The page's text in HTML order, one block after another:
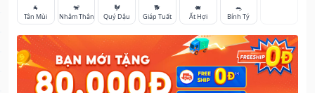
🐐
Tân Mùi
🐒
Nhâm Thân
🐓
Quý Dậu
🐕
Giáp Tuất
🐖
Ất Hợi
🐀
Bính Tý